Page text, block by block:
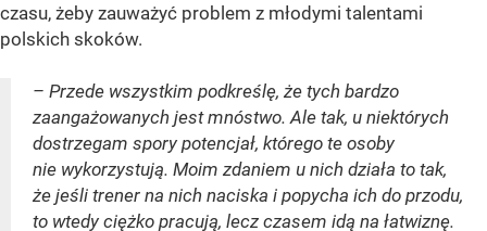
czasu, żeby zauważyć problem z młodymi talentami
polskich skoków.
– Przede wszystkim podkreślę, że tych bardzo
zaangażowanych jest mnóstwo. Ale tak, u niektórych
dostrzegam spory potencjał, którego te osoby
nie wykorzystują. Moim zdaniem u nich działa to tak,
że jeśli trener na nich naciska i popycha ich do przodu,
to wtedy ciężko pracują, lecz czasem idą na łatwiznę.